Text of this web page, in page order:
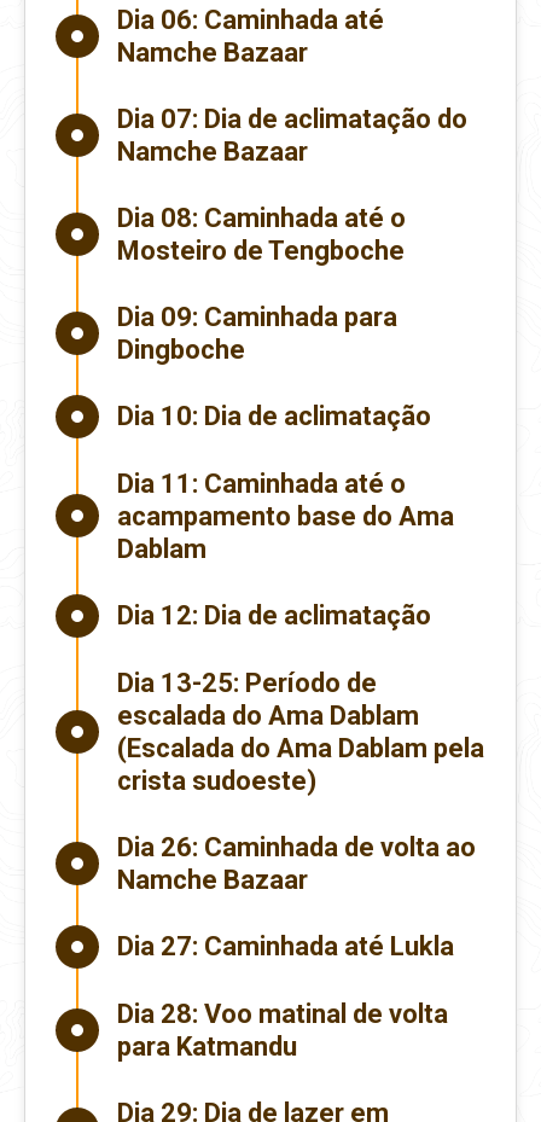
Dia 06: Caminhada até
Namche Bazaar
Dia 07: Dia de aclimatação do
Namche Bazaar
Dia 08: Caminhada até o
Mosteiro de Tengboche
Dia 09: Caminhada para
Dingboche
Dia 10: Dia de aclimatação
Dia 11: Caminhada até o
acampamento base do Ama
Dablam
Dia 12: Dia de aclimatação
Dia 13-25: Período de
escalada do Ama Dablam
(Escalada do Ama Dablam pela
crista sudoeste)
Dia 26: Caminhada de volta ao
Namche Bazaar
Dia 27: Caminhada até Lukla
Dia 28: Voo matinal de volta
para Katmandu
Dia 29: Dia de lazer em